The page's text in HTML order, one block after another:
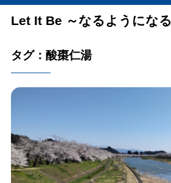
Let It Be ～なるようになる
タグ：酸棗仁湯